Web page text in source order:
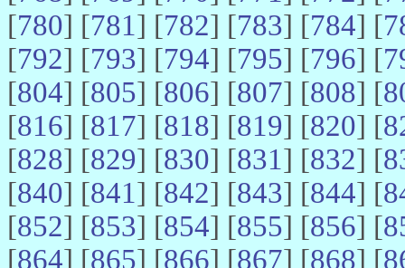
[780] [781] [782] [783] [784] [
[792] [793] [794] [795] [796] [
[804] [805] [806] [807] [808] [
[816] [817] [818] [819] [820] [
[828] [829] [830] [831] [832] [
[840] [841] [842] [843] [844] [
[852] [853] [854] [855] [856] [
[864] [865] [866] [867] [868] [